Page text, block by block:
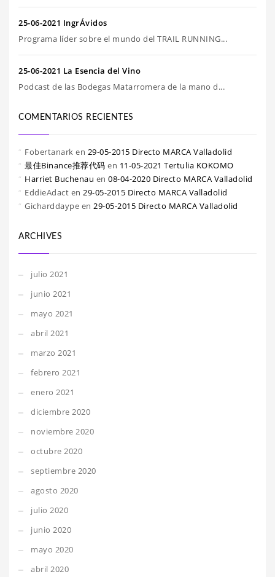
25-06-2021 IngrÁvidos
Programa líder sobre el mundo del TRAIL RUNNING...
25-06-2021 La Esencia del Vino
Podcast de las Bodegas Matarromera de la mano d...
COMENTARIOS RECIENTES
Fobertanark en 29-05-2015 Directo MARCA Valladolid
最佳Binance推荐代码 en 11-05-2021 Tertulia KOKOMO
Harriet Buchenau en 08-04-2020 Directo MARCA Valladolid
EddieAdact en 29-05-2015 Directo MARCA Valladolid
Gicharddaype en 29-05-2015 Directo MARCA Valladolid
ARCHIVES
julio 2021
junio 2021
mayo 2021
abril 2021
marzo 2021
febrero 2021
enero 2021
diciembre 2020
noviembre 2020
octubre 2020
septiembre 2020
agosto 2020
julio 2020
junio 2020
mayo 2020
abril 2020